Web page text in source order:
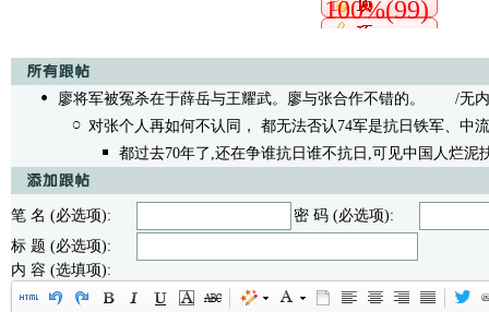
100%(99)
廖将军被冤杀在于薛岳与王耀武。廖与张合作不错的。
/无内
对张个人再如何不认同， 都无法否认74军是抗日铁军、中
都过去70年了,还在争谁抗日谁不抗日,可见中国人烂泥
笔 名 (必选项):
密 码 (必选项):
标 题 (必选项):
内 容 (选填项):